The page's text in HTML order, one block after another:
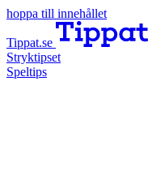
hoppa till innehållet
Tippat.se
Stryktipset
Speltips